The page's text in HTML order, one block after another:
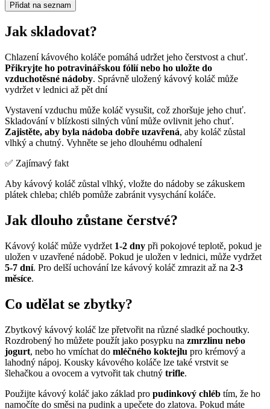
Přidat na seznam
Jak skladovat?
Chlazení kávového koláče pomáhá udržet jeho čerstvost a chuť.
Přikryjte ho potravinářskou fólií nebo ho uložte do
vzduchotěsné nádoby. Správně uložený kávový koláč může
vydržet v lednici až pět dní
Vystavení vzduchu může koláč vysušit, což zhoršuje jeho chuť.
Skladování v blízkosti silných vůní může ovlivnit jeho chuť.
Zajistěte, aby byla nádoba dobře uzavřená, aby koláč zůstal
vlhký a chutný. Vyhněte se jeho dlouhému odhalení
✅ Zajímavý fakt
Aby kávový koláč zůstal vlhký, vložte do nádoby se zákuskem
plátek chleba; chléb pomůže zabránit vysychání koláče.
Jak dlouho zůstane čerstvé?
Kávový koláč může vydržet 1-2 dny při pokojové teplotě, pokud je
uložen v uzavřené nádobě. Pokud je uložen v lednici, může vydržet
5-7 dní. Pro delší uchování lze kávový koláč zmrazit až na 2-3
měsíce.
Co udělat se zbytky?
Zbytkový kávový koláč lze přetvořit na různé sladké pochoutky.
Rozdrobený ho můžete použít jako posypku na zmrzlinu nebo
jogurt, nebo ho vmíchat do mléčného koktejlu pro krémový a
lahodný nápoj. Kousky kávového koláče lze také vrstvit se
šlehačkou a ovocem a vytvořit tak chutný trifle.
Použijte kávový koláč jako základ pro pudinkový chléb tím, že ho
namočíte do směsi na pudink a upečete do zlatova. Pokud máte